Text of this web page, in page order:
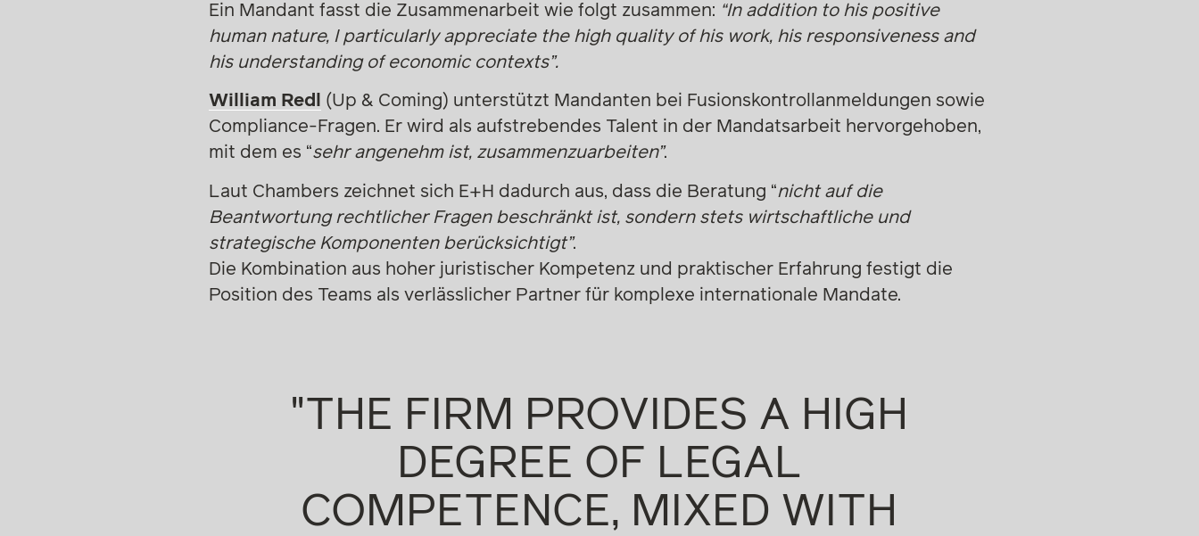
Ein Mandant fasst die Zusammenarbeit wie folgt zusammen: “In addition to his positive
human nature, I particularly appreciate the high quality of his work, his responsiveness and
his understanding of economic contexts”.
William Redl
(Up & Coming) unterstützt Mandanten bei Fusionskontrollanmeldungen sowie
Compliance-Fragen. Er wird als aufstrebendes Talent in der Mandatsarbeit hervorgehoben,
mit dem es “sehr angenehm ist, zusammenzuarbeiten”.
Laut Chambers zeichnet sich E+H dadurch aus, dass die Beratung “nicht auf die
Beantwortung rechtlicher Fragen beschränkt ist, sondern stets wirtschaftliche und
strategische Komponenten berücksichtigt”.
Die Kombination aus hoher juristischer Kompetenz und praktischer Erfahrung festigt die
Position des Teams als verlässlicher Partner für komplexe internationale Mandate.
A HIGH
MIXED WITH
"IN OUR VIEW, IT IS CRUCIAL
THAT THE ADVICE IS NOT
LIMITED TO ANSWERING LEGAL